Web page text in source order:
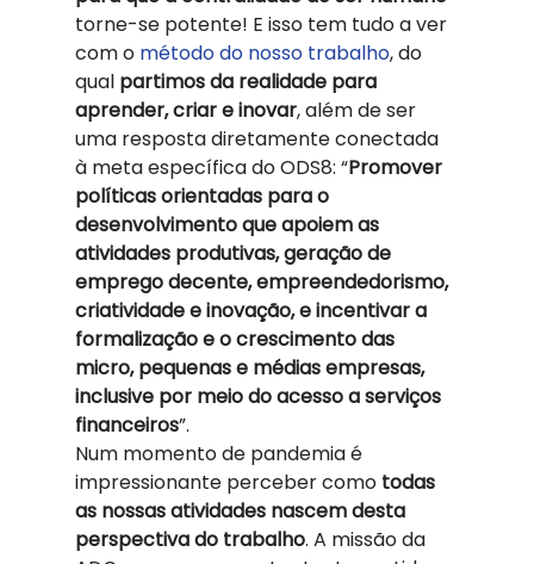
torne-se potente! E isso tem tudo a ver
com o método do nosso trabalho, do
qual partimos da realidade para
aprender, criar e inovar, além de ser
uma resposta diretamente conectada
à meta específica do ODS8: “Promover
políticas orientadas para o
desenvolvimento que apoiem as
atividades produtivas, geração de
emprego decente, empreendedorismo,
criatividade e inovação, e incentivar a
formalização e o crescimento das
micro, pequenas e médias empresas,
inclusive por meio do acesso a serviços
financeiros”.
Num momento de pandemia é
impressionante perceber como todas
as nossas atividades nascem desta
perspectiva do trabalho. A missão da